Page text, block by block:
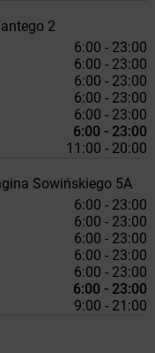
2
6:00 - 23:00
6:00 - 23:00
6:00 - 23:00
6:00 - 23:00
6:00 - 23:00
6:00 - 23:00
11:00 - 20:00
Sowińskiego 5A
6:00 - 23:00
6:00 - 23:00
6:00 - 23:00
6:00 - 23:00
6:00 - 23:00
6:00 - 23:00
9:00 - 21:00